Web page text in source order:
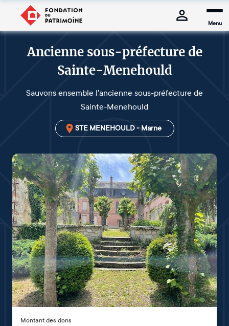
Menu
Ancienne sous-préfecture de
Sainte-Menehould
Sauvons ensemble l'ancienne sous-préfecture de
Sainte-Menehould
STE MENEHOULD - Marne
Montant des dons